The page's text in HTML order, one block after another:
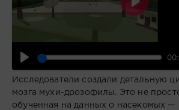
Исследователи создали детальную
мозга мухи-дрозофилы. Это не
обученная на данных о насекомых —